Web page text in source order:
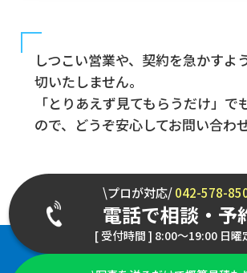
しつこい営業や、契約を急かすよ
切いたしません。
「とりあえず見てもらうだけ」で
ので、どうぞ安心してお問い合わ
\プロが対応/042-578-
電話で相談・予
[ 受付時間 ] 8:00～19:00 日曜